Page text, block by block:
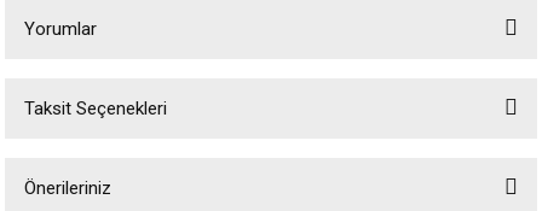
Yorumlar
Taksit Seçenekleri
Önerileriniz